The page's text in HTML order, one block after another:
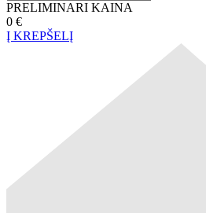
PRELIMINARI KAINA
0 €
Į KREPŠELĮ